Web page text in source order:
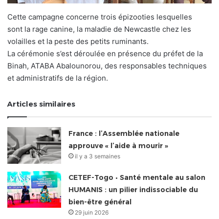
Cette campagne concerne trois épizooties lesquelles
sont la rage canine, la maladie de Newcastle chez les
volailles et la peste des petits ruminants.
La cérémonie s’est déroulée en présence du préfet de la
Binah, ATABA Abalounorou, des responsables techniques
et administratifs de la région.
Articles similaires
France : l’Assemblée nationale
approuve « l’aide à mourir »
il y a 3 semaines
CETEF-Togo • Santé mentale au salon
HUMANIS : un pilier indissociable du
bien-être général
29 juin 2026